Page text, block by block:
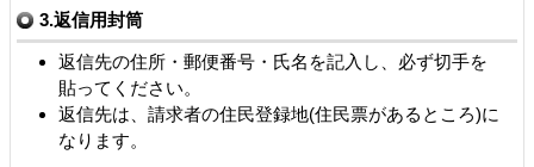
3.返信用封筒
返信先の住所・郵便番号・氏名を記入し、必ず切手を
貼ってください。
返信先は、請求者の住民登録地(住民票があるところ)に
なります。